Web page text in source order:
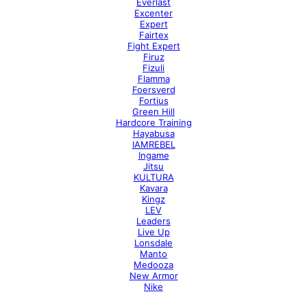
Excenter
Expert
Fairtex
Fight Expert
Firuz
Fizuli
Flamma
Foersverd
Fortius
Green Hill
Hardcore Training
Hayabusa
IAMREBEL
Ingame
Jitsu
KULTURA
Kavara
Kingz
LEV
Leaders
Live Up
Lonsdale
Manto
Medooza
New Armor
Nike